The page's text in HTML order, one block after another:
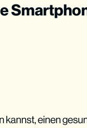
kannst, einen